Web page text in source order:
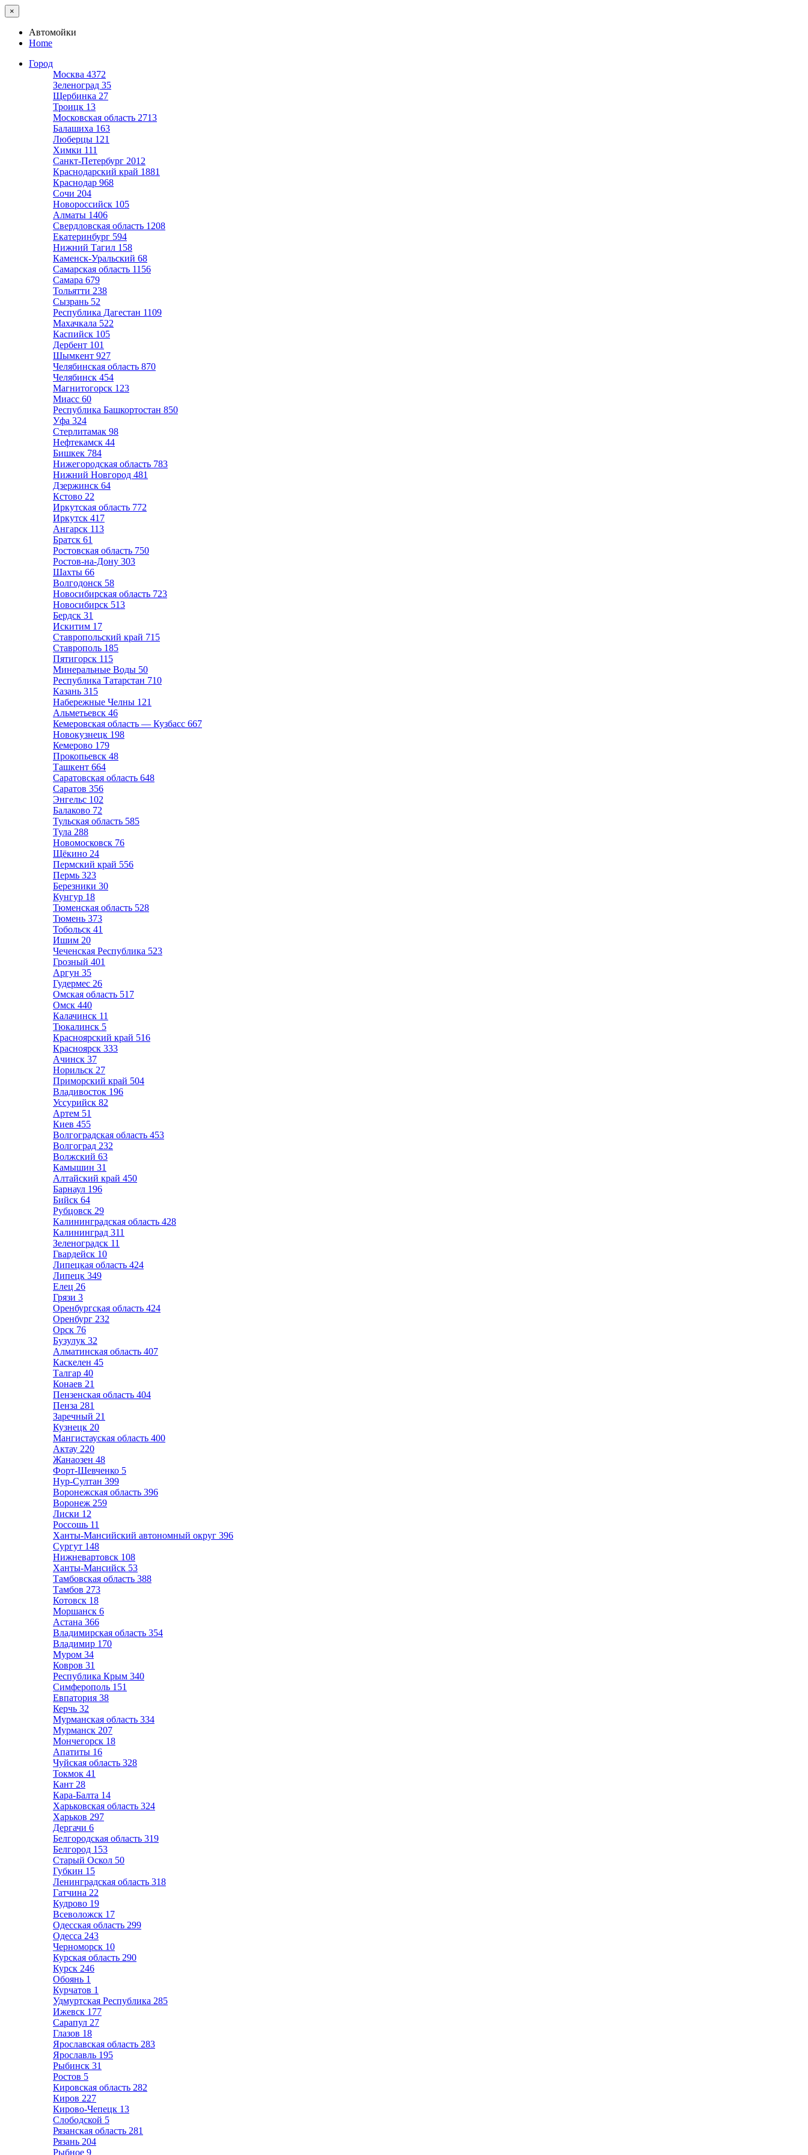
×
Автомойки
Home
Город
Москва 4372
Зеленоград 35
Щербинка 27
Троицк 13
Московская область 2713
Балашиха 163
Люберцы 121
Химки 111
Санкт-Петербург 2012
Краснодарский край 1881
Краснодар 968
Сочи 204
Новороссийск 105
Алматы 1406
Свердловская область 1208
Екатеринбург 594
Нижний Тагил 158
Каменск-Уральский 68
Самарская область 1156
Самара 679
Тольятти 238
Сызрань 52
Республика Дагестан 1109
Махачкала 522
Каспийск 105
Дербент 101
Шымкент 927
Челябинская область 870
Челябинск 454
Магнитогорск 123
Миасс 60
Республика Башкортостан 850
Уфа 324
Стерлитамак 98
Нефтекамск 44
Бишкек 784
Нижегородская область 783
Нижний Новгород 481
Дзержинск 64
Кстово 22
Иркутская область 772
Иркутск 417
Ангарск 113
Братск 61
Ростовская область 750
Ростов-на-Дону 303
Шахты 66
Волгодонск 58
Новосибирская область 723
Новосибирск 513
Бердск 31
Искитим 17
Ставропольский край 715
Ставрополь 185
Пятигорск 115
Минеральные Воды 50
Республика Татарстан 710
Казань 315
Набережные Челны 121
Альметьевск 46
Кемеровская область — Кузбасс 667
Новокузнецк 198
Кемерово 179
Прокопьевск 48
Ташкент 664
Саратовская область 648
Саратов 356
Энгельс 102
Балаково 72
Тульская область 585
Тула 288
Новомосковск 76
Щёкино 24
Пермский край 556
Пермь 323
Березники 30
Кунгур 18
Тюменская область 528
Тюмень 373
Тобольск 41
Ишим 20
Чеченская Республика 523
Грозный 401
Аргун 35
Гудермес 26
Омская область 517
Омск 440
Калачинск 11
Тюкалинск 5
Красноярский край 516
Красноярск 333
Ачинск 37
Норильск 27
Приморский край 504
Владивосток 196
Уссурийск 82
Артем 51
Киев 455
Волгоградская область 453
Волгоград 232
Волжский 63
Камышин 31
Алтайский край 450
Барнаул 196
Бийск 64
Рубцовск 29
Калининградская область 428
Калининград 311
Зеленоградск 11
Гвардейск 10
Липецкая область 424
Липецк 349
Елец 26
Грязи 3
Оренбургская область 424
Оренбург 232
Орск 76
Бузулук 32
Алматинская область 407
Каскелен 45
Талгар 40
Конаев 21
Пензенская область 404
Пенза 281
Заречный 21
Кузнецк 20
Мангистауская область 400
Актау 220
Жанаозен 48
Форт-Шевченко 5
Нур-Султан 399
Воронежская область 396
Воронеж 259
Лиски 12
Россошь 11
Ханты-Мансийский автономный округ 396
Сургут 148
Нижневартовск 108
Ханты-Мансийск 53
Тамбовская область 388
Тамбов 273
Котовск 18
Моршанск 6
Астана 366
Владимирская область 354
Владимир 170
Муром 34
Ковров 31
Республика Крым 340
Симферополь 151
Евпатория 38
Керчь 32
Мурманская область 334
Мурманск 207
Мончегорск 18
Апатиты 16
Чуйская область 328
Токмок 41
Кант 28
Кара-Балта 14
Харьковская область 324
Харьков 297
Дергачи 6
Белгородская область 319
Белгород 153
Старый Оскол 50
Губкин 15
Ленинградская область 318
Гатчина 22
Кудрово 19
Всеволожск 17
Одесская область 299
Одесса 243
Черноморск 10
Курская область 290
Курск 246
Обоянь 1
Курчатов 1
Удмуртская Республика 285
Ижевск 177
Сарапул 27
Глазов 18
Ярославская область 283
Ярославль 195
Рыбинск 31
Ростов 5
Кировская область 282
Киров 227
Кирово-Чепецк 13
Слободской 5
Рязанская область 281
Рязань 204
Рыбное 9